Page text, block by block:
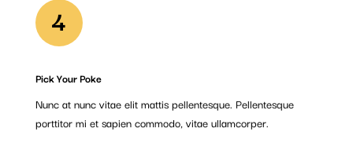
4
Pick Your Poke
Nunc at nunc vitae elit mattis pellentesque. Pellentesque
porttitor mi et sapien commodo, vitae ullamcorper.